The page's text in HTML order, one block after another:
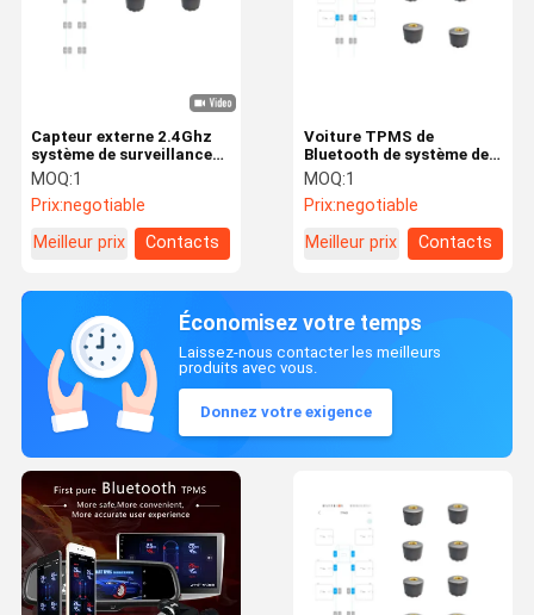
Capteur externe 2.4Ghz
système de surveillance
de la pression des pneus
de voiture anneau en
caoutchouc camion
MOQ:1
Prix:negotiable
Meilleur prix
Contacts
Voiture TPMS de
Bluetooth de système de
contrôle de pression de
pneu 2.4Ghz d'EGQ BLE
4,0
MOQ:1
Prix:negotiable
Meilleur prix
Contacts
Économisez votre temps
Laissez-nous contacter les meilleurs
produits avec vous.
Donnez votre exigence